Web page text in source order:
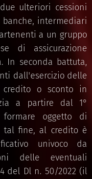
ulteriori cessioni
intermediari
a un gruppo
di assicurazione
In seconda battuta,
dall'esercizio delle
credito o sconto in
a partire dal 1°
formare oggetto di
tal fine, al credito è
univoco da
delle eventuali
del Dl n. 50/2022 (il